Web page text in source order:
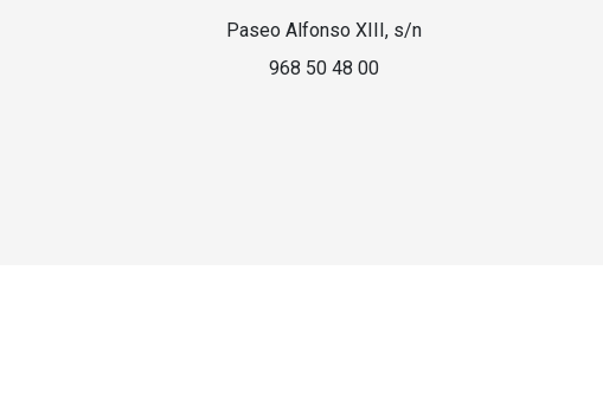
Paseo Alfonso XIII, s/n
968 50 48 00